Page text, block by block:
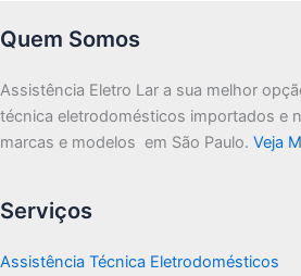
Quem Somos
Assistência Eletro Lar a sua melhor
técnica eletrodomésticos importados e
marcas e modelos em São Paulo. Veja
Serviços
Assistência Técnica Eletrodomésticos